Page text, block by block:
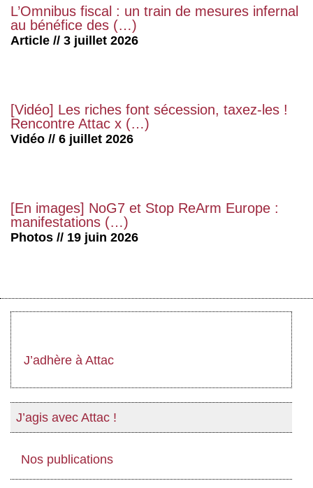
L’Omnibus fiscal : un train de mesures infernal
au bénéfice des (…)
Article // 3 juillet 2026
[Vidéo] Les riches font sécession, taxez-les !
Rencontre Attac x (…)
Vidéo // 6 juillet 2026
[En images] NoG7 et Stop ReArm Europe :
manifestations (…)
Photos // 19 juin 2026
J’adhère à Attac
J’agis avec Attac !
Nos publications